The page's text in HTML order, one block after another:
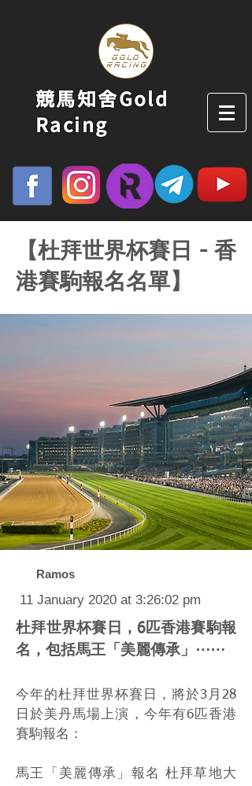
競馬知舍Gold
Racing
【杜拜世界杯賽日 - 香
港賽駒報名名單】
Ramos
11 January 2020 at 3:26:02 pm
杜拜世界杯賽日，6匹香港賽駒報
名，包括馬王「美麗傳承」⋯⋯
今年的杜拜世界杯賽日，將於3月28
日於美丹馬場上演，今年有6匹香港
賽駒報名：
馬王「美麗傳承」報名 杜拜草地大